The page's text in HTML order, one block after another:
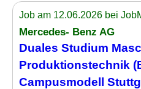
Job am 12.06.2026 bei
Mercedes- Benz AG
Duales Studium
Produktionstechnik
Campusmodell